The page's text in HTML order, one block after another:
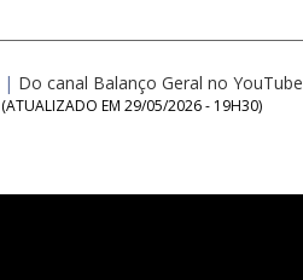
| Do canal Balanço Geral no YouTube
(ATUALIZADO EM 29/05/2026 - 19H30)